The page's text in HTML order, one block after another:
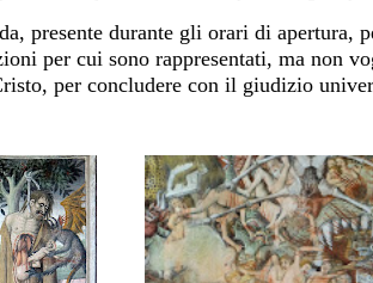
presente durante gli orari di apertura,
per cui sono rappresentati, ma non
per concludere con il giudizio